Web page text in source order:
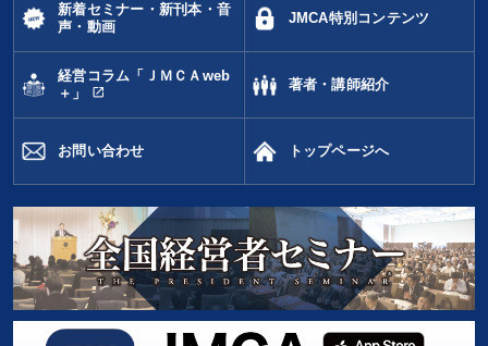
新着セミナー・新刊本・音
声・動画
JMCA特別コンテンツ
経営コラム「ＪＭＣＡweb
＋」
open_in_new
著者・講師紹介
お問い合わせ トップページへ